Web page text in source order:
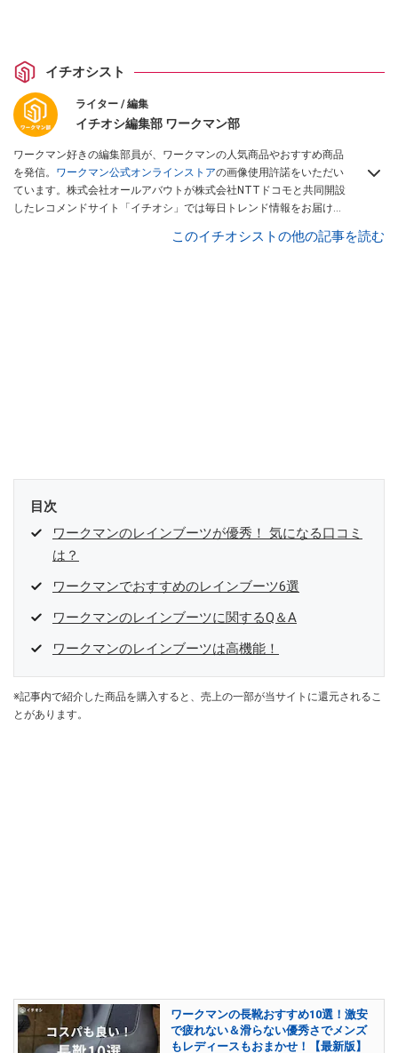
イチオシスト
ライター / 編集
イチオシ編集部 ワークマン部
ワークマン好きの編集部員が、ワークマンの人気商品やおすすめ商品
を発信。 ワークマン公式オンラインストアの画像使用許諾をいただい
ています。株式会社オールアバウトが株式会社NTTドコモと共同開設
したレコメンドサイト「イチオシ」では毎日トレンド情報をお届け。
このイチオシストの他の記事を読む
目次
ワークマンのレインブーツが優秀！ 気になる口コミ
は？
ワークマンでおすすめのレインブーツ6選
ワークマンのレインブーツに関するQ＆A
ワークマンのレインブーツは高機能！
※記事内で紹介した商品を購入すると、売上の一部が当サイトに還元されるこ
とがあります。
ワークマンの長靴おすすめ10選！激安
で疲れない＆滑らない優秀さでメンズ
もレディースもおまかせ！【最新版】